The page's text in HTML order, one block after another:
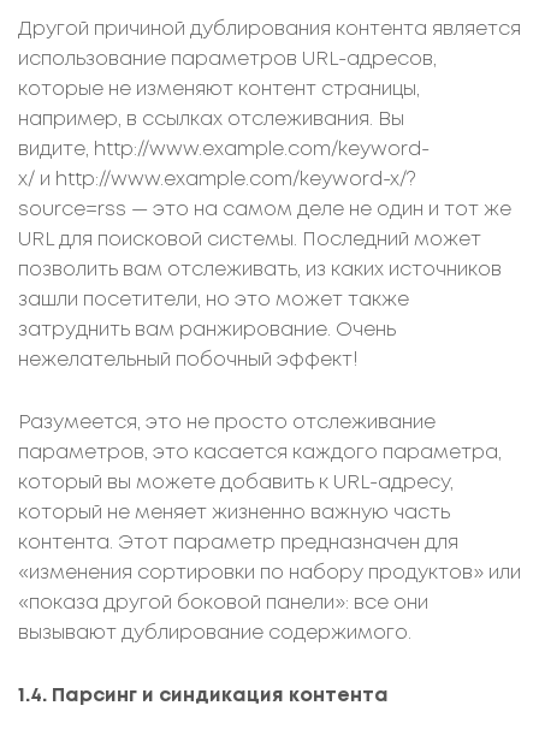
Другой причиной дублирования контента является
использование параметров URL-адресов,
которые не изменяют контент страницы,
например, в ссылках отслеживания. Вы
видите, http://www.example.com/keyword-
x/ и http://www.example.com/keyword-x/?
source=rss — это на самом деле не один и тот же
URL для поисковой системы. Последний может
позволить вам отслеживать, из каких источников
зашли посетители, но это может также
затруднить вам ранжирование. Очень
нежелательный побочный эффект!
Разумеется, это не просто отслеживание
параметров, это касается каждого параметра,
который вы можете добавить к URL-адресу,
который не меняет жизненно важную часть
контента. Этот параметр предназначен для
«изменения сортировки по набору продуктов» или
«показа другой боковой панели»: все они
вызывают дублирование содержимого.
1.4. Парсинг и синдикация контента